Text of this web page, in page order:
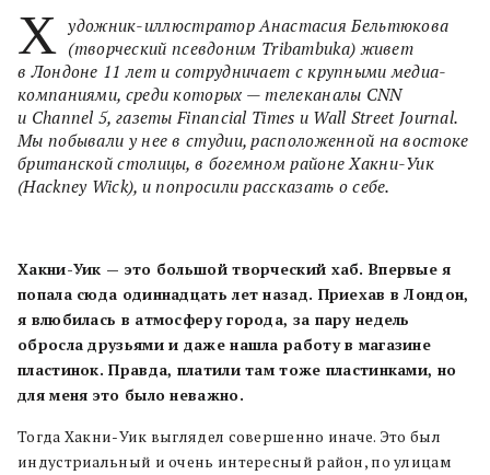
Х удожник-иллюстратор Анастасия Бельтюкова
(творческий псевдоним Tribambuka) живет
в Лондоне 11 лет и сотрудничает с крупными медиа-
компаниями, среди которых — телеканалы CNN
и Channel 5, газеты Financial Times и Wall Street Journal.
Мы побывали у нее в студии, расположенной на востоке
британской столицы, в богемном районе Хакни-Уик
(Hackney Wick), и попросили рассказать о себе.
Хакни-Уик — это большой творческий хаб. Впервые я
попала сюда одиннадцать лет назад. Приехав в Лондон,
я влюбилась в атмосферу города, за пару недель
обросла друзьями и даже нашла работу в магазине
пластинок. Правда, платили там тоже пластинками, но
для меня это было неважно.
Тогда Хакни-Уик выглядел совершенно иначе. Это был
индустриальный и очень интересный район, по улицам